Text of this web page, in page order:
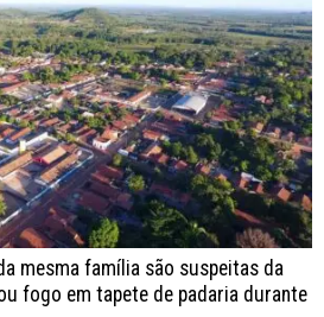
mesma família são suspeitas da
fogo em tapete de padaria durante